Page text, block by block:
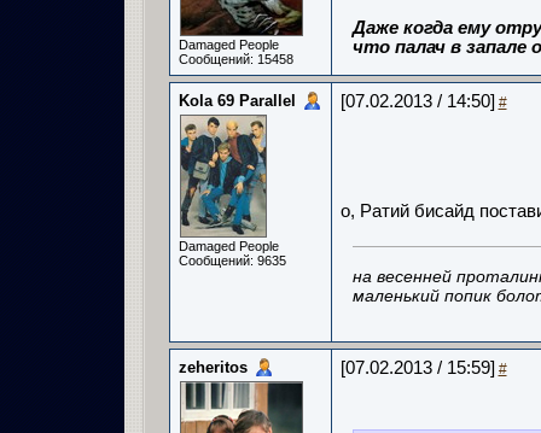
Damaged People
Сообщений: 15458
Даже когда ему
что палач в запале
Kola 69 Parallel
Damaged People
Сообщений: 9635
[07.02.2013 / 14:50] #
о, Ратий бисайд
на весенней
маленький попик
zeheritos [07.02.2013 / 15:59] #